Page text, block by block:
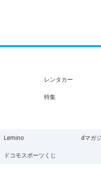
レンタカー
特集
Lemino dマガ
ドコモスポーツくじ